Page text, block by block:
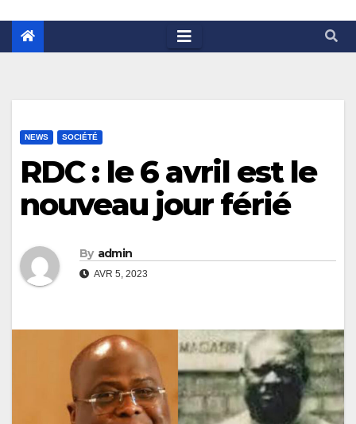
NEWS SOCIÉTÉ
RDC : le 6 avril est le
nouveau jour férié
By admin
AVR 5, 2023